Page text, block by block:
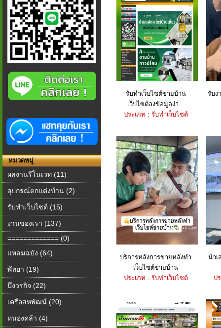
หมวดหมู่
ผลงานรีโนเวท (11)
อุปกรณ์ตกแต่งบ้าน (2)
รับทำเว็บไซต์ (15)
งานของเรา (137)
============= (0)
แหลมฉบัง (64)
พัทยา (19)
บึงวรกิจ (22)
เครือสหพัฒน์ (20)
หนองคล้า (4)
รับทำเว็บไซต์ขายบ้าน
เว็บไซต์ลงข้อมูลง่า...
ประเภท : รับทำเว็บไซต์
รับง
บริการหลังการขายหลังทำ
เว็บไซต์ขายบ้าน
ประเภท : รับทำเว็บไซต์
นำเ
ป